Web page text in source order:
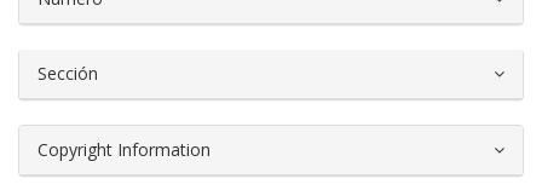
Sección
Copyright Information